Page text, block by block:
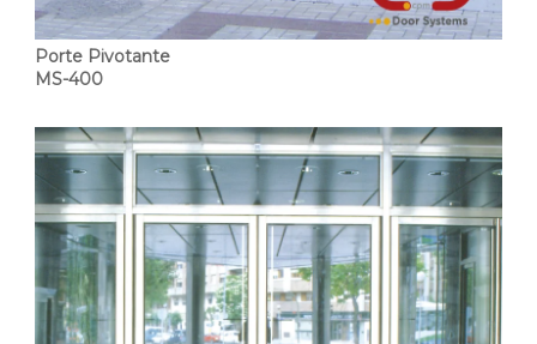
Porte Pivotante
MS-400